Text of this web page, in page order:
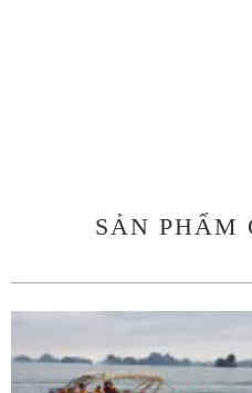
SẢN PHẨM